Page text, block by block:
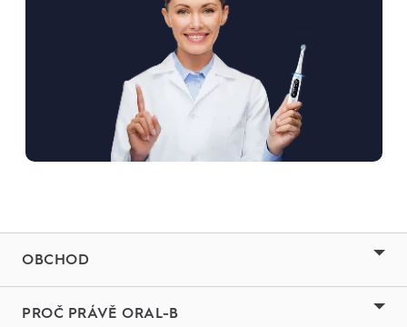
OBCHOD
PROČ PRÁVĚ ORAL-B